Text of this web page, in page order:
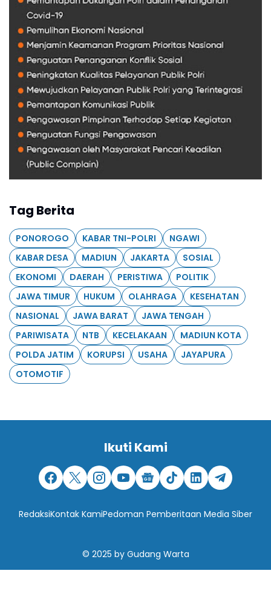
Tag Berita
PONOROGO KABAR TNI-POLRI
NGAWI
KABAR DESA
MADIUN JAKARTA
SOSIAL
EKONOMI
DAERAH PERISTIWA
POLITIK
JAWA TIMUR
HUKUM OLAHRAGA
KESEHATAN
NASIONAL
JAWA BARAT
JAWA TENGAH
PARIWISATA
NTB KECELAKAAN
MADIUN KOTA
POLDA JATIM
KORUPSI USAHA
JAYAPURA
OTOMOTIF
Ikuti Kami
RedaksiKontak KamiPedoman Pemberitaan Media Siber
© 2025 by Gudang Warta